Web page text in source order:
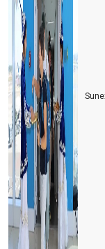
RUSLAR BU YIL
DÜNYANIN EN
SEZONU BÖYLE
TEŞEKKÜRLER
UÇAKLAR DOLU ,
HAVLU
LİKYA YOLU ‘SOS’
TURİZM DOĞAYA
BİR ZAMANLAR